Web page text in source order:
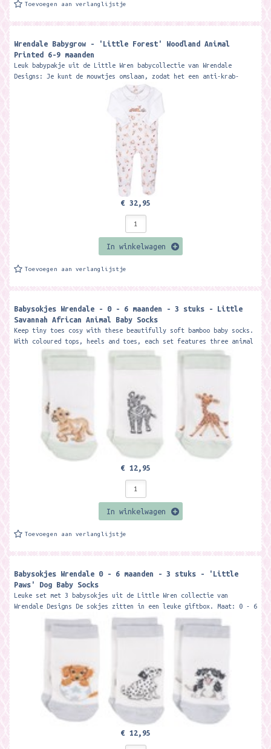
Toevoegen aan verlanglijstje
Wrendale Babygrow - 'Little Forest' Woodland Animal
Printed 6-9 maanden
Leuk babypakje uit de Little Wren babycollectie van Wrendale
Designs: Je kunt de mouwtjes omslaan, zodat het een anti-krab-
€ 32,95
In winkelwagen
Toevoegen aan verlanglijstje
Babysokjes Wrendale - 0 - 6 maanden - 3 stuks - Little
Savannah African Animal Baby Socks
Keep tiny toes cosy with these beautifully soft bamboo baby socks.
With coloured tops, heels and toes, each set features three animal
designs all...
€ 12,95
In winkelwagen
Toevoegen aan verlanglijstje
Babysokjes Wrendale 0 - 6 maanden - 3 stuks - 'Little
Paws' Dog Baby Socks
Leuke set met 3 babysokjes uit de Little Wren collectie van
Wrendale Designs De sokjes zitten in een leuke giftbox. Maat: 0 - 6
€ 12,95